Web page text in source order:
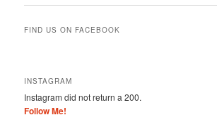
FIND US ON FACEBOOK
INSTAGRAM
Instagram did not return a 200.
Follow Me!